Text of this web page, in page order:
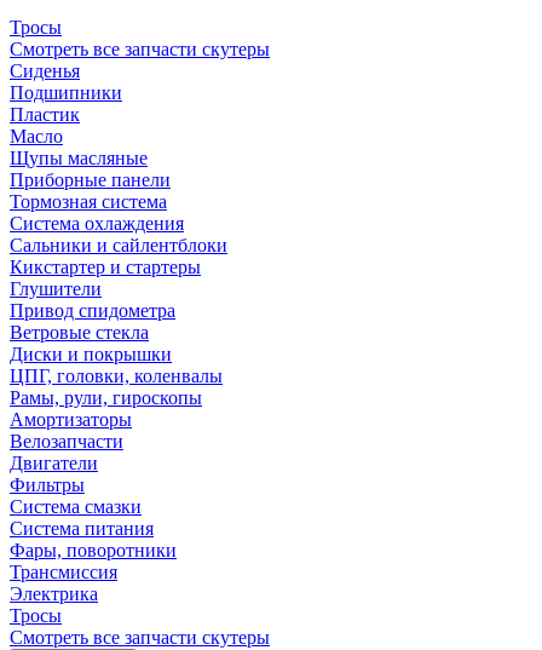
Тросы
Смотреть все запчасти скутеры
Сиденья
Подшипники
Пластик
Масло
Щупы масляные
Приборные панели
Тормозная система
Система охлаждения
Сальники и сайлентблоки
Кикстартер и стартеры
Глушители
Привод спидометра
Ветровые стекла
Диски и покрышки
ЦПГ, головки, коленвалы
Рамы, рули, гироскопы
Амортизаторы
Велозапчасти
Двигатели
Фильтры
Система смазки
Система питания
Фары, поворотники
Трансмиссия
Электрика
Тросы
Смотреть все запчасти скутеры